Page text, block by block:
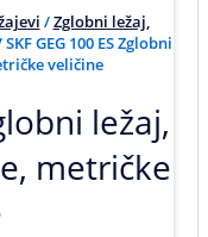
/Zglobni ležaj,
SKF GEG 100 ES Zglobni
veličine
ležaj,
metričke